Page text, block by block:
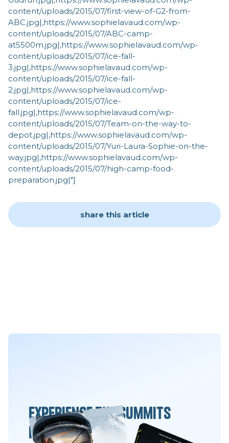
content/uploads/2015/07/first-view-of-G2-from-
ABC.jpg|,https://www.sophielavaud.com/wp-
content/uploads/2015/07/ABC-camp-
at5500m.jpg|,https://www.sophielavaud.com/wp-
content/uploads/2015/07/ice-fall-
3.jpg|,https://www.sophielavaud.com/wp-
content/uploads/2015/07/ice-fall-
2.jpg|,https://www.sophielavaud.com/wp-
content/uploads/2015/07/ice-
fall.jpg|,https://www.sophielavaud.com/wp-
content/uploads/2015/07/Team-on-the-way-to-
depot.jpg|,https://www.sophielavaud.com/wp-
content/uploads/2015/07/Yuri-Laura-Sophie-on-the-
way.jpg|,https://www.sophielavaud.com/wp-
content/uploads/2015/07/high-camp-food-
preparation.jpg|"]
share this article
Experience the summits
differently